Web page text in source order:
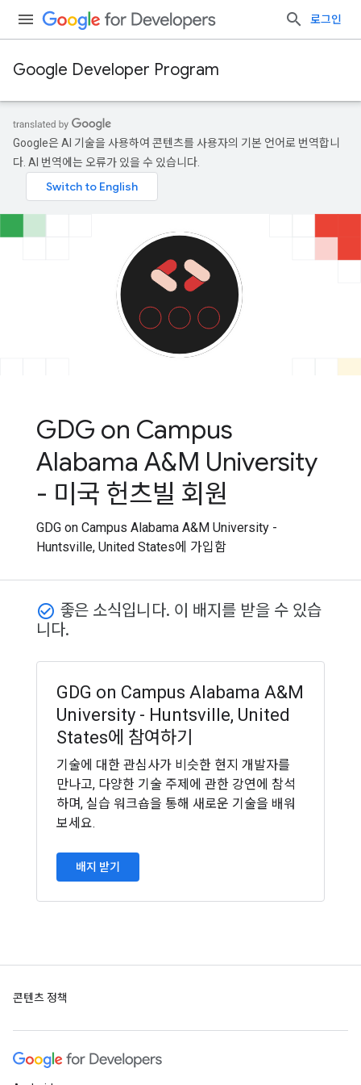
로그인
Google Developer Program
Google은 AI 기술을 사용하여 콘텐츠를 사용자의 기본 언어로 번역합니
다. AI 번역에는 오류가 있을 수 있습니다.
GDG on Campus
Alabama A&M University
- 미국 헌츠빌 회원
GDG on Campus Alabama A&M University -
Huntsville, United States에 가입함
check_circle_outline 좋은 소식입니다. 이 배지를 받을 수 있습
니다.
GDG on Campus Alabama A&M
University - Huntsville, United
States에 참여하기
기술에 대한 관심사가 비슷한 현지 개발자를
만나고, 다양한 기술 주제에 관한 강연에 참석
하며, 실습 워크숍을 통해 새로운 기술을 배워
보세요.
배지 받기
콘텐츠 정책